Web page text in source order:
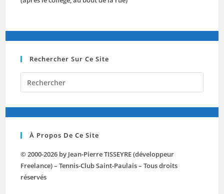
Rechercher Sur Ce Site
close
À Propos De Ce Site
© 2000-2026 by Jean-Pierre TISSEYRE (développeur
Freelance) – Tennis-Club Saint-Paulais – Tous droits
réservés